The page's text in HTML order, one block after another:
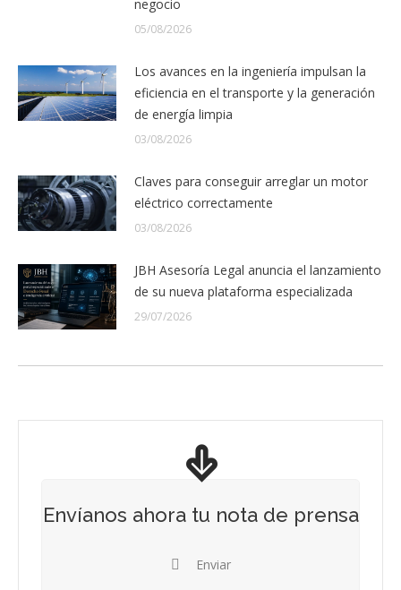
negocio
05/08/2026
Los avances en la ingeniería impulsan la
eficiencia en el transporte y la generación
de energía limpia
03/08/2026
Claves para conseguir arreglar un motor
eléctrico correctamente
03/08/2026
JBH Asesoría Legal anuncia el lanzamiento
de su nueva plataforma especializada
29/07/2026
Envíanos ahora tu nota de prensa
Enviar